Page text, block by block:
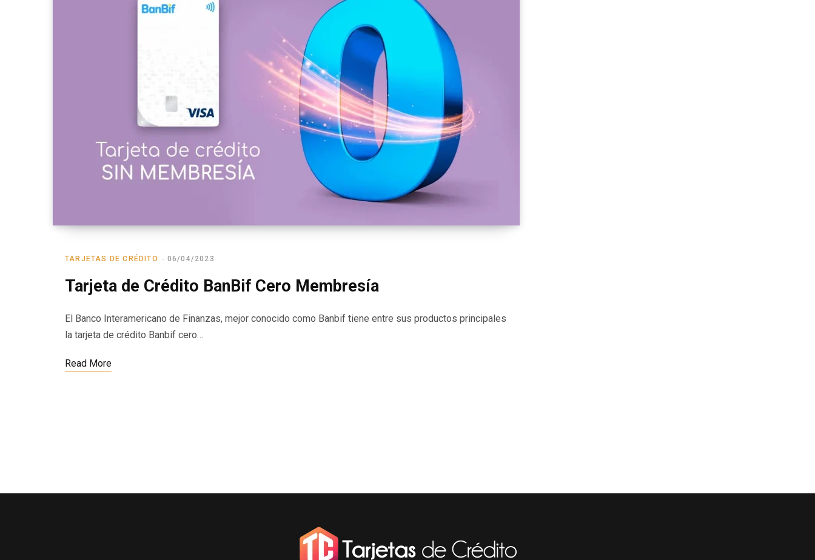
TARJETAS DE CRÉDITO 06/04/2023
Tarjeta de Crédito BanBif Cero Membresía
El Banco Interamericano de Finanzas, mejor conocido como Banbif tiene entre sus productos principales
la tarjeta de crédito Banbif cero…
Read More